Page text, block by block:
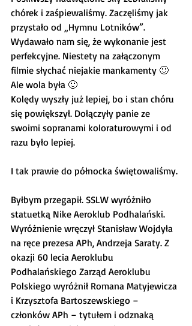
chórek i zaśpiewaliśmy. Zaczęliśmy jak
przystało od „Hymnu Lotników”.
Wydawało nam się, że wykonanie jest
perfekcyjne. Niestety na załączonym
filmie słychać niejakie mankamenty 🙂
Ale wola była 🙂
Kolędy wyszły już lepiej, bo i stan chóru
się powiększył. Dołączyły panie ze
swoimi sopranami koloraturowymi i od
razu było lepiej.
I tak prawie do północka świętowaliśmy.
Byłbym przegapił. SSLW wyróżniło
statuetką Nike Aeroklub Podhalański.
Wyróżnienie wręczył Stanisław Wojdyła
na ręce prezesa APh, Andrzeja Saraty. Z
okazji 60 lecia Aeroklubu
Podhalańskiego Zarząd Aeroklubu
Polskiego wyróżnił Romana Matyjewicza
i Krzysztofa Bartoszewskiego –
członków APh – tytułem i odznaką